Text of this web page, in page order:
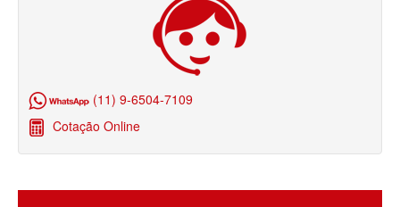
BIOVIDA PLANO DE SAÚDE INFANTIL
BLUE MED PLANO DE SAÚDE INFANTIL
(11) 9-6504-7109
Cotação Online